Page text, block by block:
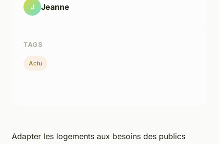
Adapter les logements aux besoins des publics
J Jeanne
TAGS
Actu